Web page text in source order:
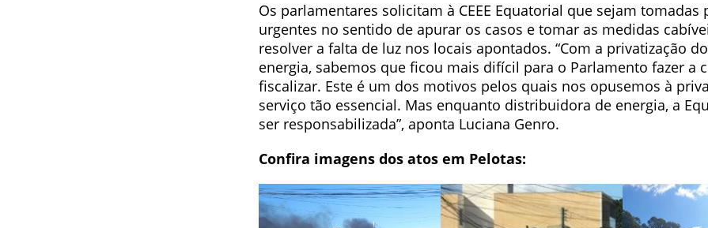
Os parlamentares solicitam à CEEE Equatorial que sejam tomadas
urgentes no sentido de apurar os casos e tomar as medidas
resolver a falta de luz nos locais apontados. “Com a privatização
energia, sabemos que ficou mais difícil para o Parlamento fazer a
fiscalizar. Este é um dos motivos pelos quais nos opusemos à
serviço tão essencial. Mas enquanto distribuidora de energia, a
ser responsabilizada”, aponta Luciana Genro.
Confira imagens dos atos em Pelotas: